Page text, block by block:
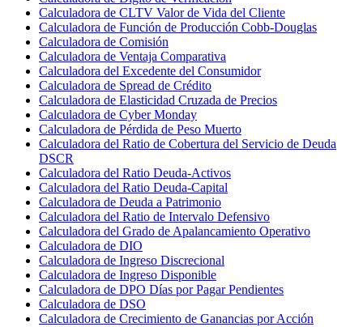
Calculadora de CLTV Valor de Vida del Cliente
Calculadora de Función de Producción Cobb-Douglas
Calculadora de Comisión
Calculadora de Ventaja Comparativa
Calculadora del Excedente del Consumidor
Calculadora de Spread de Crédito
Calculadora de Elasticidad Cruzada de Precios
Calculadora de Cyber Monday
Calculadora de Pérdida de Peso Muerto
Calculadora del Ratio de Cobertura del Servicio de Deuda
DSCR
Calculadora del Ratio Deuda-Activos
Calculadora del Ratio Deuda-Capital
Calculadora de Deuda a Patrimonio
Calculadora del Ratio de Intervalo Defensivo
Calculadora del Grado de Apalancamiento Operativo
Calculadora de DIO
Calculadora de Ingreso Discrecional
Calculadora de Ingreso Disponible
Calculadora de DPO Días por Pagar Pendientes
Calculadora de DSO
Calculadora de Crecimiento de Ganancias por Acción